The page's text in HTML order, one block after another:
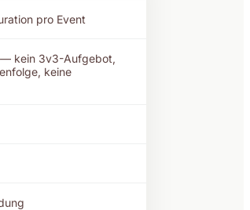
pro Event
kein 3v3-Aufgebot,
keine